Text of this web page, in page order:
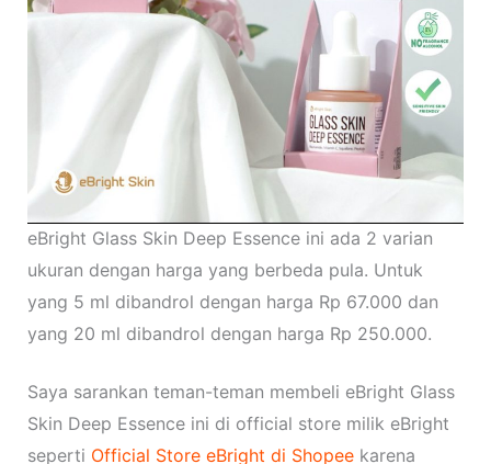
eBright Glass Skin Deep Essence ini ada 2 varian
ukuran dengan harga yang berbeda pula. Untuk
yang 5 ml dibandrol dengan harga Rp 67.000 dan
yang 20 ml dibandrol dengan harga Rp 250.000.
Saya sarankan teman-teman membeli eBright Glass
Skin Deep Essence ini di official store milik eBright
seperti Official Store eBright di Shopeekarena